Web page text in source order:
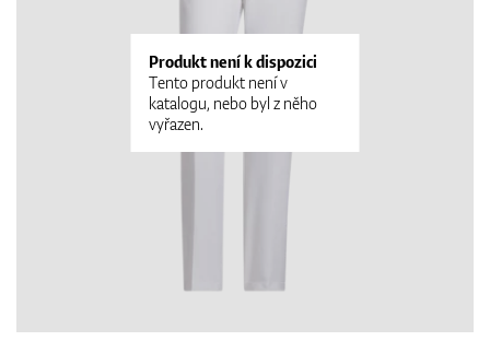
Golfové hole
Produkt není k dispozici
Tento produkt není v
katalogu, nebo byl z něho
vyřazen.